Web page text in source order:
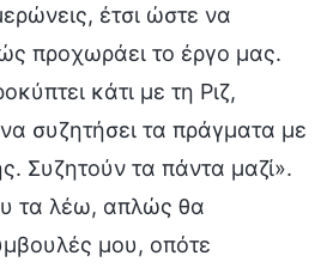
έτσι ώστε να
προχωράει το έργο μας.
κάτι με τη Ριζ,
συζητήσει τα πράγματα με
Συζητούν τα πάντα μαζί».
τα λέω, απλώς θα
μου, οπότε